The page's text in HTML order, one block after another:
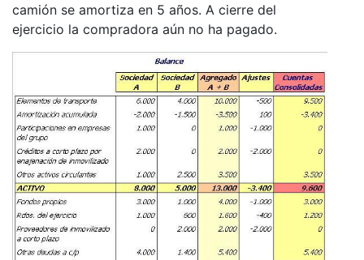
camión se amortiza en 5 años. A cierre del
ejercicio la compradora aún no ha pagado.